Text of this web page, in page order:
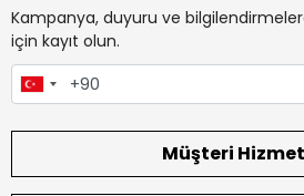
Kampanya, duyuru ve
için kayıt olun.
Müşteri